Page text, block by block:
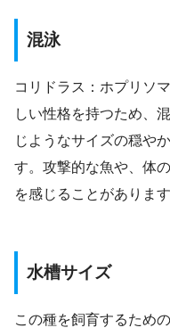
混泳
コリドラス：ホプリソ
しい性格を持つため、
じようなサイズの穏や
す。攻撃的な魚や、体
を感じることがありま
水槽サイズ
この種を飼育するため